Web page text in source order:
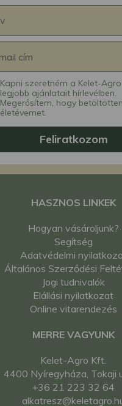
Kapni szeretném a Kelet-
legjobb ajánlatait hírlevélben.
Megerősítem, hogy
életévemet.
Feliratkozom
HASZNOS LINKEK
Hogyan vásároljunk?
Segítség
Adatvédelmi
Általános Szerződési
Jogi tudnivalók
Elállási nyilatkozat
Online vitarendezés
MERRE VAGYUNK
Kelet-Agro Kft.
4400 Nyíregyháza, Tokaji
+36 21 223 32 64